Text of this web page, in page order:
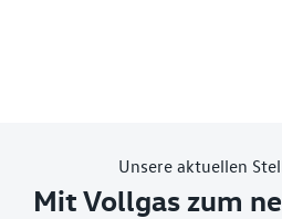
Unsere aktuellen
Mit Vollgas zum